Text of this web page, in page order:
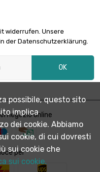
widerrufen. Unsere
der Datenschutzerklärung.
OK
negozio online
per
possibile, questo sito
implica
dei cookie. Abbiamo
cookie, di cui dovresti
sui cookie che
sui cookie.